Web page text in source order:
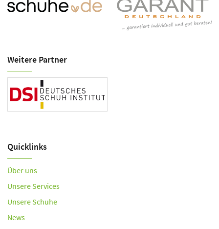
Weitere Partner
Quicklinks
Über uns
Unsere Services
Unsere Schuhe
News